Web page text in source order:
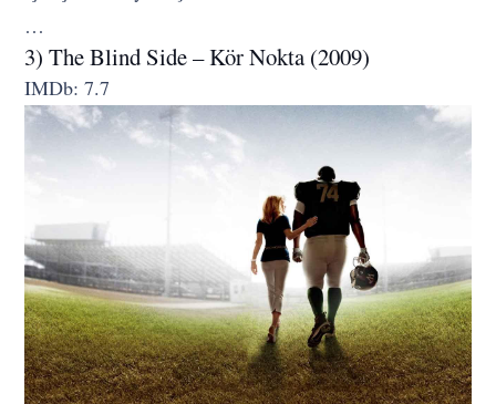
…
3) The Blind Side – Kör Nokta (2009)
IMDb: 7.7